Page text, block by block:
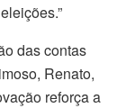
das contas
Renato,
reforça a